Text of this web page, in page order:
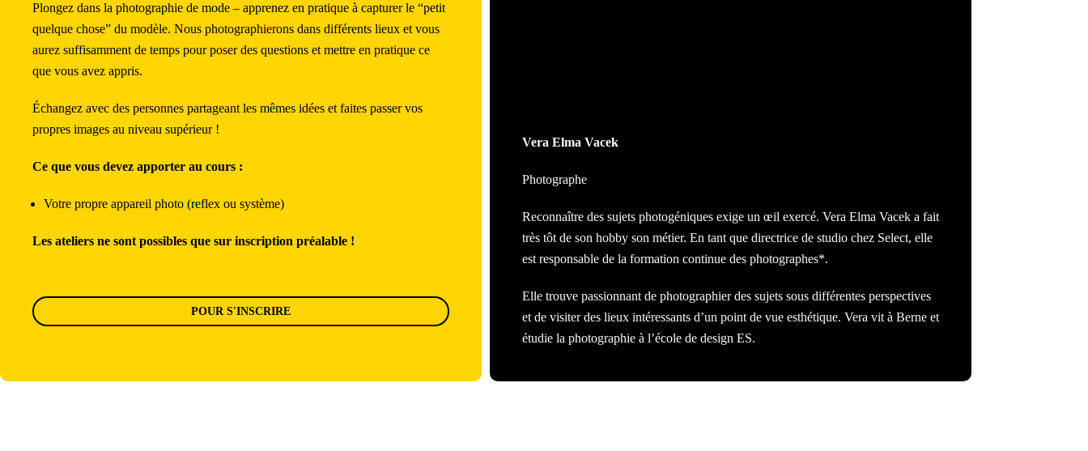
Plongez dans la photographie de mode – apprenez en pratique à capturer le “petit
quelque chose” du modèle. Nous photographierons dans différents lieux et vous
aurez suffisamment de temps pour poser des questions et mettre en pratique ce
que vous avez appris.
Échangez avec des personnes partageant les mêmes idées et faites passer vos
propres images au niveau supérieur !
Ce que vous devez apporter au cours :
Votre propre appareil photo (reflex ou système)
Les ateliers ne sont possibles que sur inscription préalable !
POUR S'INSCRIRE
Vera Elma Vacek
Photographe
Reconnaître des sujets photogéniques exige un œil exercé. Vera Elma Vacek a fait
très tôt de son hobby son métier. En tant que directrice de studio chez Select, elle
est responsable de la formation continue des photographes*.
Elle trouve passionnant de photographier des sujets sous différentes perspectives
et de visiter des lieux intéressants d’un point de vue esthétique. Vera vit à Berne et
étudie la photographie à l’école de design ES.